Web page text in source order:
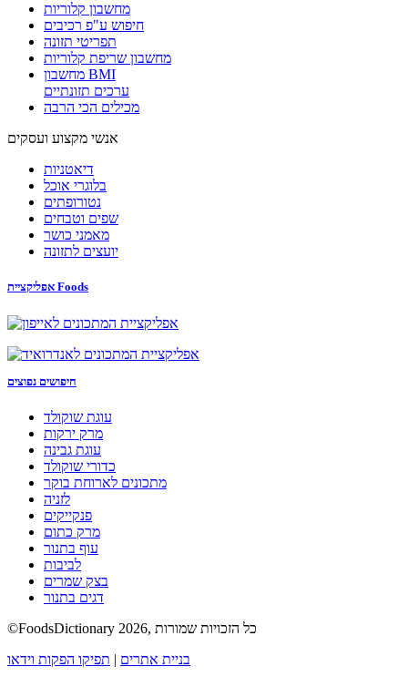
מחשבון קלוריות
חיפוש ע"פ רכיבים
תפריטי תזונה
מחשבון שריפת קלוריות
מחשבון BMI
ערכים תזונתיים
מכילים הכי הרבה
אנשי מקצוע ועסקים
דיאטניות
בלוגרי אוכל
נטורופתים
שפים וטבחים
מאמני כושר
יועצים לתזונה
אפליקציית Foods
חיפושים נפוצים
עוגת שוקולד
מרק ירקות
עוגת גבינה
כדורי שוקולד
מתכונים לארוחת בוקר
לזניה
פנקייקים
מרק כתום
עוף בתנור
לביבות
בצק שמרים
דגים בתנור
©FoodsDictionary 2026, כל הזכויות שמורות
בניית אתרים | תפיקו הפקות וידאו